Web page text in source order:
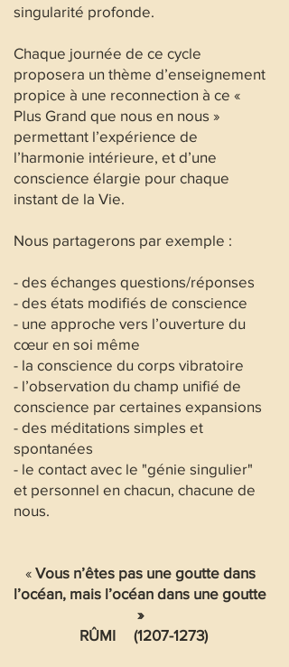
singularité profonde.
Chaque journée de ce cycle
proposera un thème d’enseignement
propice à une reconnection à ce «
Plus Grand que nous en nous »
permettant l’expérience de
l’harmonie intérieure, et d’une
conscience élargie pour chaque
instant de la Vie.
Nous partagerons par exemple :
- des échanges questions/réponses
- des états modifiés de conscience
- une approche vers l’ouverture du
cœur en soi même
- la conscience du corps vibratoire
- l’observation du champ unifié de
conscience par certaines expansions
- des méditations simples et
spontanées
- le contact avec le "génie singulier"
et personnel en chacun, chacune de
nous.
«Vous n’êtes pas une goutte dans
l’océan, mais l’océan dans une goutte
»
RÛMI (1207-1273)